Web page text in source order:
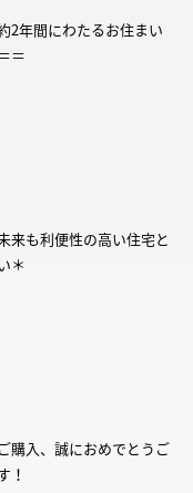
2年間にわたるお住まい
＝
来も利便性の高い住宅と
＊
購入、誠におめでとうご
！